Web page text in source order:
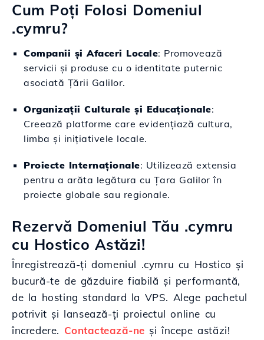
Cum Poți Folosi Domeniul
.cymru?
Companii și Afaceri Locale: Promovează
servicii și produse cu o identitate puternic
asociată Țării Galilor.
Organizații Culturale și Educaționale:
Creează platforme care evidențiază cultura,
limba și inițiativele locale.
Proiecte Internaționale: Utilizează extensia
pentru a arăta legătura cu Țara Galilor în
proiecte globale sau regionale.
Rezervă Domeniul Tău .cymru
cu Hostico Astăzi!
Înregistrează-ți domeniul .cymru cu Hostico și
bucură-te de găzduire fiabilă și performantă,
de la hosting standard la VPS. Alege pachetul
potrivit și lansează-ți proiectul online cu
încredere. Contactează-ne și începe astăzi!